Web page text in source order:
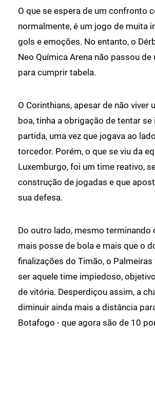
O que se espera de um confronto
normalmente, é um jogo de muita
gols e emoções. No entanto, o
Neo Química Arena não passou de
para cumprir tabela.
O Corinthians, apesar de não viver
boa, tinha a obrigação de tentar
partida, uma vez que jogava ao
torcedor. Porém, o que se viu da
Luxemburgo, foi um time reativo,
construção de jogadas e que
sua defesa.
Do outro lado, mesmo terminando
mais posse de bola e mais que o
finalizações do Timão, o
ser aquele time impiedoso,
de vitória. Desperdiçou assim, a
diminuir ainda mais a distância
Botafogo - que agora são de 10